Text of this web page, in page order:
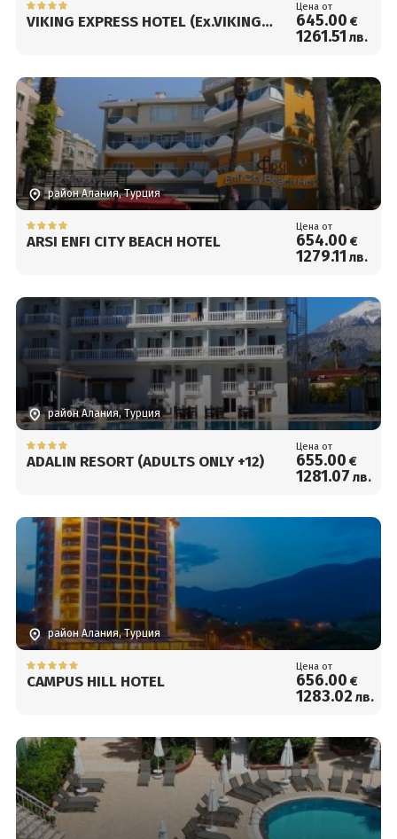
VIKING EXPRESS HOTEL (Ex.VIKING
Цена от
645.00 €
1261.51 лв.
район Алания, Турция
ARSI ENFI CITY BEACH HOTEL
Цена от
654.00 €
1279.11 лв.
район Алания, Турция
ADALIN RESORT (ADULTS ONLY +12)
Цена от
655.00 €
1281.07 лв.
район Алания, Турция
CAMPUS HILL HOTEL
Цена от
656.00 €
1283.02лв.